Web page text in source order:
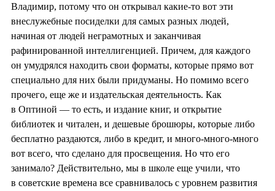
Владимир, потому что он открывал какие-то вот эти
внеслужебные посиделки для самых разных людей,
начиная от людей неграмотных и заканчивая
рафинированной интеллигенцией. Причем, для каждого
он умудрялся находить свои форматы, которые прямо вот
специально для них были придуманы. Но помимо всего
прочего, еще же и издательская деятельность. Как
в Оптиной — то есть, и издание книг, и открытие
библиотек и читален, и дешевые брошюры, которые либо
бесплатно раздаются, либо в кредит, и много-много-много
вот всего, что сделано для просвещения. Но что его
занимало? Действительно, мы в школе еще учили, что
в советские времена все сравнивалось с уровнем развития